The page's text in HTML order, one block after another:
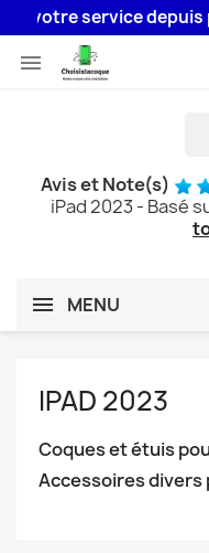
service depuis plus de

Avis et Note(s)
iPad 2023- Basé
MENU
IPAD 2023
Coques et étuis
Accessoires divers